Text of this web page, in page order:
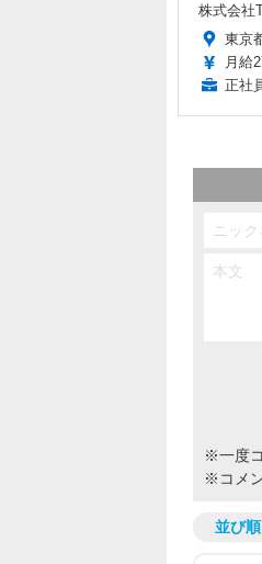
株式会社
東京
月給
正社
※一度
※コメ
並び順